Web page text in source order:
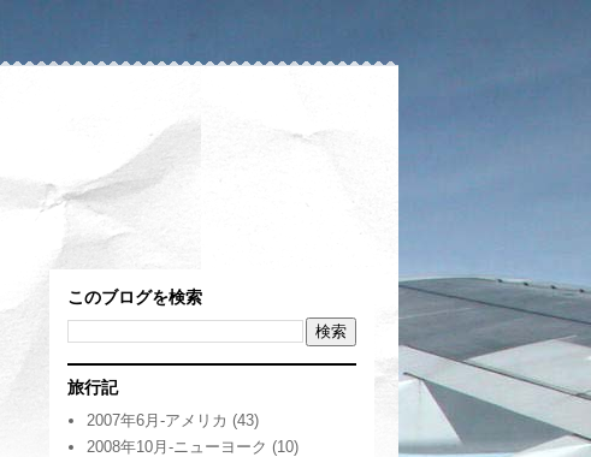
このブログを検索
旅行記
2007年6月-アメリカ (43)
2008年10月-ニューヨーク (10)